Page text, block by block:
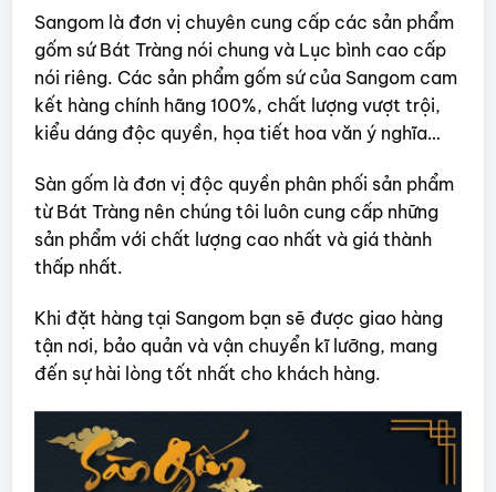
Sangom là đơn vị chuyên cung cấp các sản phẩm
gốm sứ Bát Tràng nói chung và Lục bình cao cấp
nói riêng. Các sản phẩm gốm sứ của Sangom cam
kết hàng chính hãng 100%, chất lượng vượt trội,
kiểu dáng độc quyền, họa tiết hoa văn ý nghĩa…
Sàn gốm là đơn vị độc quyền phân phối sản phẩm
từ Bát Tràng nên chúng tôi luôn cung cấp những
sản phẩm với chất lượng cao nhất và giá thành
thấp nhất.
Khi đặt hàng tại Sangom bạn sẽ được giao hàng
tận nơi, bảo quản và vận chuyển kĩ lưỡng, mang
đến sự hài lòng tốt nhất cho khách hàng.